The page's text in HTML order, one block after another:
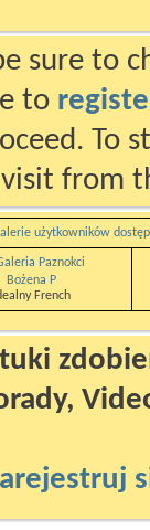
sure to
to
To
from
użytkowników
Bożena P
French